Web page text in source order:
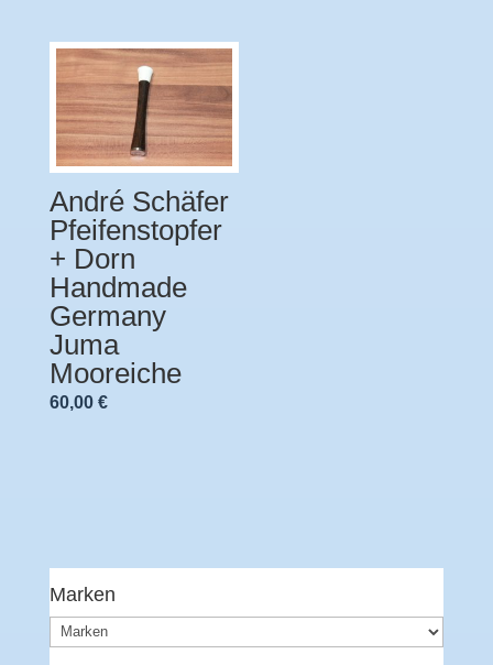
André Schäfer
Pfeifenstopfer
+ Dorn
Handmade
Germany
Juma
Mooreiche
60,00 €
Marken